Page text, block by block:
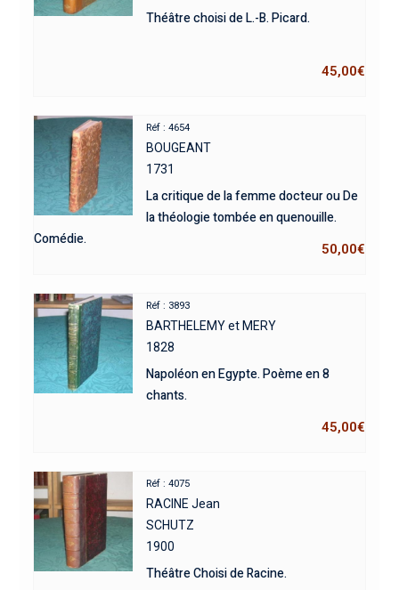
Théâtre choisi de L.-B. Picard.
45,00€
Réf : 4654
BOUGEANT
1731
La critique de la femme docteur ou De
la théologie tombée en quenouille.
Comédie.
50,00€
Réf : 3893
BARTHELEMY et MERY
1828
Napoléon en Egypte. Poème en 8
chants.
45,00€
Réf : 4075
RACINE Jean
SCHUTZ
1900
Théâtre Choisi de Racine.